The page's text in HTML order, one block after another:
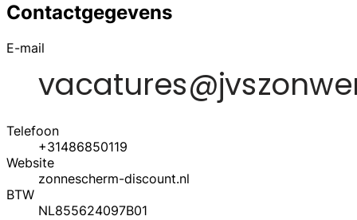
Contactgegevens
E-mail
Telefoon
+31486850119
Website
zonnescherm-discount.nl
BTW
NL855624097B01